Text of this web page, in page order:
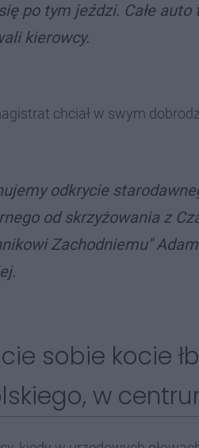
po tym jeździ. Całe
kierowcy.
chciał w swym
odkrycie
od skrzyżowania z
Zachodniemu"
sobie kocie
w